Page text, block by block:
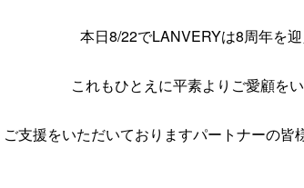
本日8/22でLANVERYは8周年を迎
これもひとえに平素よりご愛顧を
ご支援をいただいておりますパートナーの皆